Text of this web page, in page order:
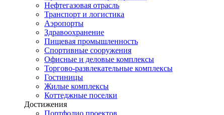
Нефтегазовая отрасль
Транспорт и логистика
Аэропорты
Здравоохранение
Пищевая промышленность
Спортивные сооружения
Офисные и деловые комплексы
Торгово-развлекательные комплексы
Гостиницы
Жилые комплексы
Коттеджные поселки
Достижения
Портфолио проектов